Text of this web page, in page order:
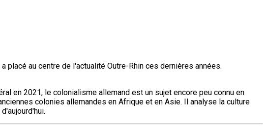
placé au centre de l'actualité Outre-Rhin ces dernières années.
en 2021, le colonialisme allemand est un sujet encore peu connu en
colonies allemandes en Afrique et en Asie. Il analyse la culture